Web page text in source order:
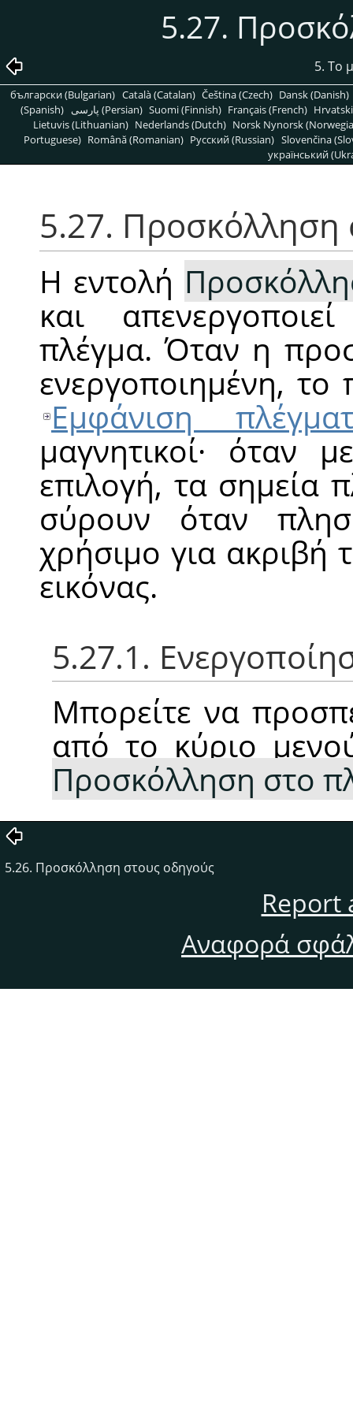
5.27.
5. Το
български (Bulgarian) Català (Catalan) Čeština (Czech) Dansk (Danish)
(Spanish)
پارسی (Persian) Suomi (Finnish) Français (French)
Lietuvis (Lithuanian) Nederlands (Dutch) Norsk Nynorsk
Portuguese) Română (Romanian) Pусский (Russian) Slovenčina
український
5.27. Προσκόλληση
Η εντολή
και
πλέγμα. Όταν η
ενεργοποιημένη, το
Εμφάνιση
μαγνητικοί· όταν
επιλογή, τα σημεία
σύρουν όταν
χρήσιμο για ακριβή
εικόνας.
5.27.1.
Μπορείτε να
από το κύριο
Προσκόλληση στο
5.26. Προσκόλληση στους οδηγούς
Report
Αναφορά